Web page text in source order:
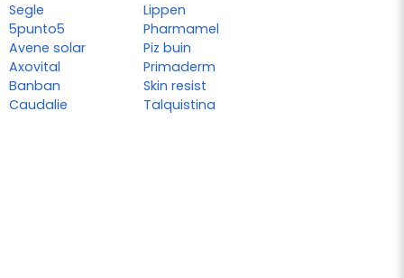
Segle
5punto5
Avene solar
Axovital
Banban
Caudalie
Lippen
Pharmamel
Piz buin
Primaderm
Skin resist
Talquistina